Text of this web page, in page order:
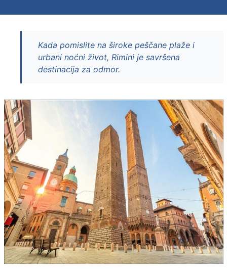
Kada pomislite na široke peščane plaže i
urbani noćni život, Rimini je savršena
destinacija za odmor.